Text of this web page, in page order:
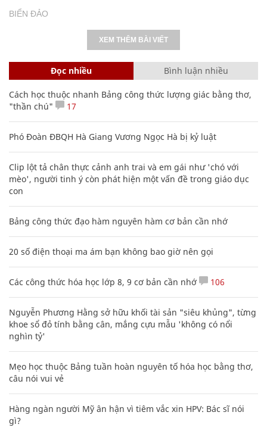
BIỂN ĐẢO
XEM THÊM BÀI VIẾT
Đọc nhiều Bình luận nhiều
Cách học thuộc nhanh Bảng công thức lượng giác bằng thơ,
"thần chú"
17
Phó Đoàn ĐBQH Hà Giang Vương Ngọc Hà bị kỷ luật
Clip lột tả chân thực cảnh anh trai và em gái như 'chó với
mèo', người tinh ý còn phát hiện một vấn đề trong giáo dục
con
Bảng công thức đạo hàm nguyên hàm cơ bản cần nhớ
20 số điện thoại ma ám bạn không bao giờ nên gọi
Các công thức hóa học lớp 8, 9 cơ bản cần nhớ 106
Nguyễn Phương Hằng sở hữu khối tài sản "siêu khủng", từng
khoe sổ đỏ tính bằng cân, mắng cựu mẫu 'không có nổi
nghìn tỷ'
Mẹo học thuộc Bảng tuần hoàn nguyên tố hóa học bằng thơ,
câu nói vui vẻ
Hàng ngàn người Mỹ ân hận vì tiêm vắc xin HPV: Bác sĩ nói
gì?